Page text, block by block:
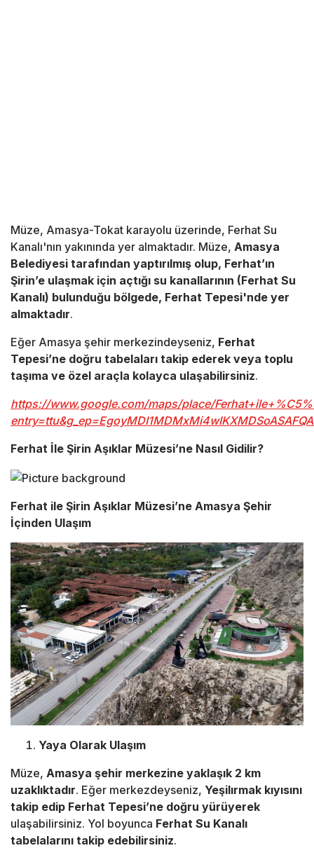
Müze, Amasya-Tokat karayolu üzerinde, Ferhat Su
Kanalı'nın yakınında yer almaktadır. Müze, Amasya
Belediyesi tarafından yaptırılmış olup, Ferhat’ın
Şirin’e ulaşmak için açtığı su kanallarının (Ferhat Su
Kanalı) bulunduğu bölgede, Ferhat Tepesi'nde yer
almaktadır.
Eğer Amasya şehir merkezindeyseniz, Ferhat
Tepesi’ne doğru tabelaları takip ederek veya toplu
taşıma ve özel araçla kolayca ulaşabilirsiniz.
https://www.google.com/maps/place/
Ferhat İle Şirin Aşıklar Müzesi’ne Nasıl Gidilir?
Ferhat ile Şirin Aşıklar Müzesi’ne Amasya Şehir
İçinden Ulaşım
Yaya Olarak Ulaşım
Müze, Amasya şehir merkezine yaklaşık 2 km
uzaklıktadır. Eğer merkezdeyseniz, Yeşilırmak kıyısını
takip edip Ferhat Tepesi’ne doğru yürüyerek
ulaşabilirsiniz. Yol boyunca Ferhat Su Kanalı
tabelalarını takip edebilirsiniz.